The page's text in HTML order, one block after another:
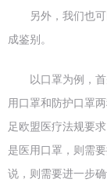
另外，我们也
成鉴别。
以口罩为例，
用口罩和防护口罩
足欧盟医疗法规要
是医用口罩，则需
说，则需要进一步